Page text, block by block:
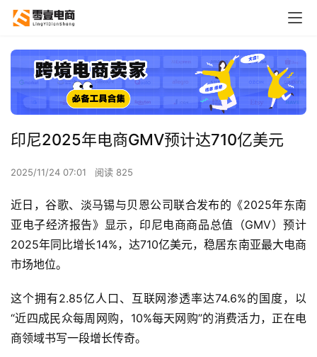
印尼2025年电商GMV预计达710亿美元
2025/11/24 07:01 阅读 825
近日，谷歌、淡马锡与贝恩公司联合发布的《2025年东南
亚电子经济报告》显示，印尼电商商品总值（GMV）预计
2025年同比增长14%，达710亿美元，稳居东南亚最大电商
市场地位。
这个拥有2.85亿人口、互联网渗透率达74.6%的国度，以
“近四成民众每周网购，10%每天网购”的消费活力，正在电
商领域书写一段增长传奇。